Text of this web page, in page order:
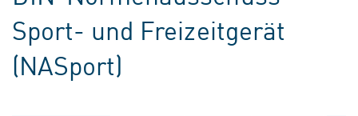
Sport- und Freizeitgerät
(NASport)